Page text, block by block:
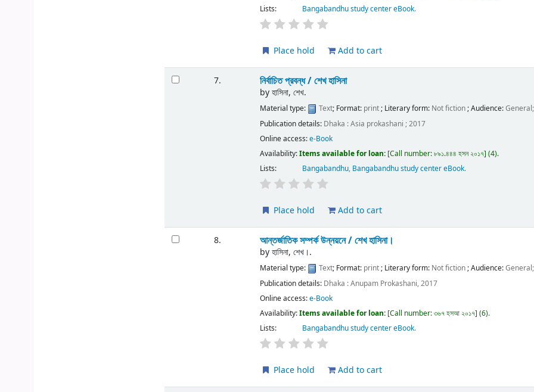
Lists:
Bangabandhu study center eBook.
Place hold Add to cart
7. নির্বাচিত প্রবন্ধ /শেখ হাসিনা
byহাসিনা, শেখ.
Material type: Text; Format: print; Literary form: Not fiction; Audience:General;
Publication details: Dhaka :Asia prokashani ;2017
Online access:e-Book
Availability:Items available for loan: Call number:৮৯১.৪৪৪ হসন ২০১৭ (4).
Lists:
Bangabandhu, Bangabandhu study center eBook.
Place hold Add to cart
8. আন্তর্জাতিক সম্পর্ক উন্নয়নে /শেখ হাসিনা।
byহাসিনা, শেখ।.
Material type: Text; Format: print; Literary form: Not fiction; Audience:General;
Publication details: Dhaka :Anupam Prokashani,2017
Online access:e-Book
Availability:Items available for loan: Call number:৩৬৭ হসআ ২০১৭ (6).
Lists:
Bangabandhu study center eBook.
Place hold Add to cart